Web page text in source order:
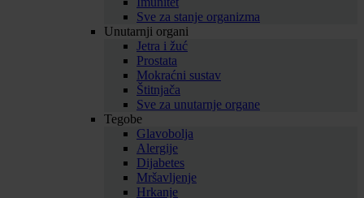
Sve za stanje organizma
Unutarnji organi
Jetra i žuć
Prostata
Mokraćni sustav
Štitnjača
Sve za unutarnje organe
Tegobe
Glavobolja
Alergije
Dijabetes
Mršavljenje
Hrkanje